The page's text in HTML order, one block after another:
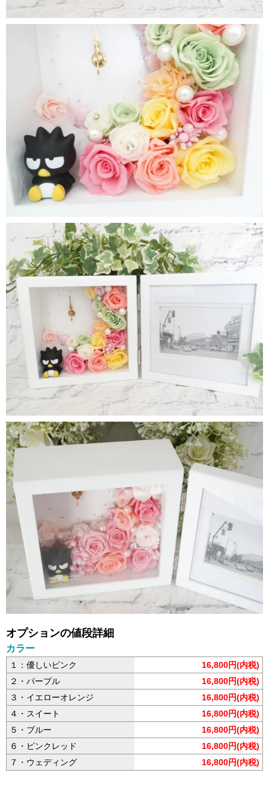
オプションの値段詳細
カラー
１：優しいピンク
16,800円(内税)
２・パープル
16,800円(内税)
３・イエローオレンジ
16,800円(内税)
４・スイート
16,800円(内税)
５・ブルー
16,800円(内税)
６・ピンクレッド
16,800円(内税)
７・ウェディング
16,800円(内税)